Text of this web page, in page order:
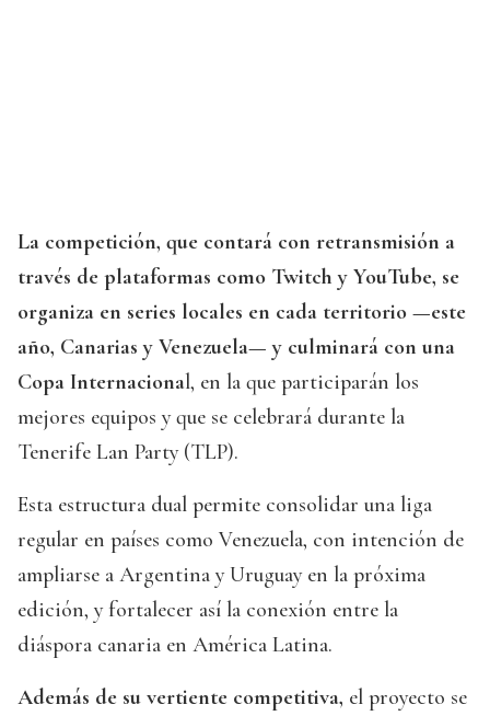
La competición, que contará con retransmisión a
través de plataformas como Twitch y YouTube, se
organiza en series locales en cada territorio —este
año, Canarias y Venezuela— y culminará con una
Copa Internacional, en la que participarán los
mejores equipos y que se celebrará durante la
Tenerife Lan Party (TLP).
Esta estructura dual permite consolidar una liga
regular en países como Venezuela, con intención de
ampliarse a Argentina y Uruguay en la próxima
edición, y fortalecer así la conexión entre la
diáspora canaria en América Latina.
Además de su vertiente competitiva, el proyecto se